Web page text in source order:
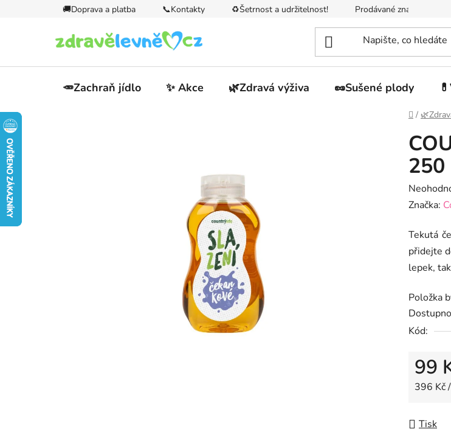
🚚Doprava a platba 📞Kontakty ♻️Šetrnost a udržitelnost! Prodávané značky
🥕Zachraň jídlo ✨ Akce 🌿Zdravá výživa 🥜Sušené plody
Domů
/
Průměrné
je
0,0
z
Značka:
Tekutá
přidejte
lepek,
Položka
Kód:
99
Měrná
396 Kč
Tisk